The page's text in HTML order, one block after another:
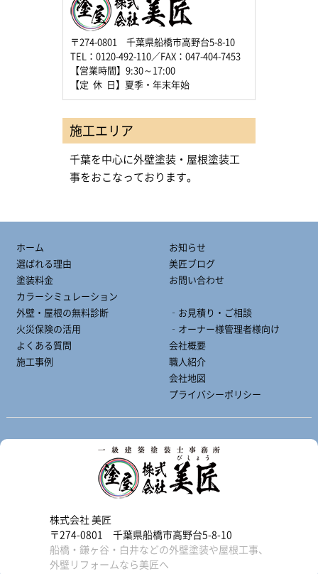
〒274-0801 千葉県船橋市高野台5-8-10
TEL：0120-492-110／FAX：047-404-7453
【営業時間】9:30～17:00
【定 休 日】夏季・年末年始
施工エリア
千葉を中心に外壁塗装・屋根塗装工
事をおこなっております。
ホーム
選ばれる理由
塗装料金
カラーシミュレーション
外壁・屋根の無料診断
火災保険の活用
よくある質問
施工事例
お知らせ
美匠ブログ
お問い合わせ
‐お見積り・ご相談
‐オーナー様管理者様向け
会社概要
職人紹介
会社地図
プライバシーポリシー
株式会社 美匠
〒274-0801 千葉県船橋市高野台5-8-10
船橋・鎌ヶ谷・白井などの外壁塗装や屋根工事、
外壁リフォームなら美匠へ